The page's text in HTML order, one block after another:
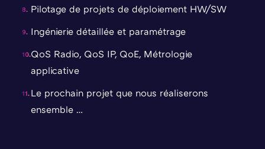
Pilotage de projets de déploiement HW/SW
Ingénierie détaillée et paramétrage
QoS Radio, QoS IP, QoE, Métrologie
applicative
Le prochain projet que nous réaliserons
ensemble …